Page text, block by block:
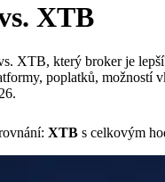
XTB
XTB, který broker je
poplatků, možností
XTB s celkovým